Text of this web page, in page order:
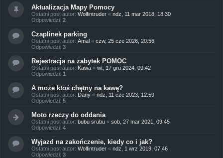
Aktualizacja Mapy Pomocy
Ostatni post autor: Wolfintruder « ndz, 11 mar 2018, 18:30
Odpowiedzi: 2
Czaplinek parking
Ostatni post autor: Amal « czw, 25 cze 2026, 20:56
Odpowiedzi: 3
Rejestracja na zabytek POMOC
Ostatni post autor: Kawa « wt, 17 gru 2024, 09:42
Odpowiedzi: 1
A może ktoś chętny na kawę?
Ostatni post autor: Dany « ndz, 11 cze 2023, 12:59
Odpowiedzi: 5
Moto rzeczy do oddania
Ostatni post autor: bubu srubu « sob, 27 mar 2021, 09:45
Odpowiedzi: 4
Wyjazd na zakończenie, kiedy co i jak?
Ostatni post autor: Wolfintruder « ndz, 1 wrz 2019, 07:46
Odpowiedzi: 3